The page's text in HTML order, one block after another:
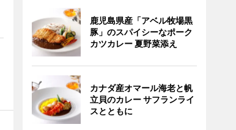
鹿児島県産「アベル牧場黒
豚」のスパイシーなポーク
カツカレー 夏野菜添え
カナダ産オマール海老と帆
立貝のカレー サフランライ
スとともに